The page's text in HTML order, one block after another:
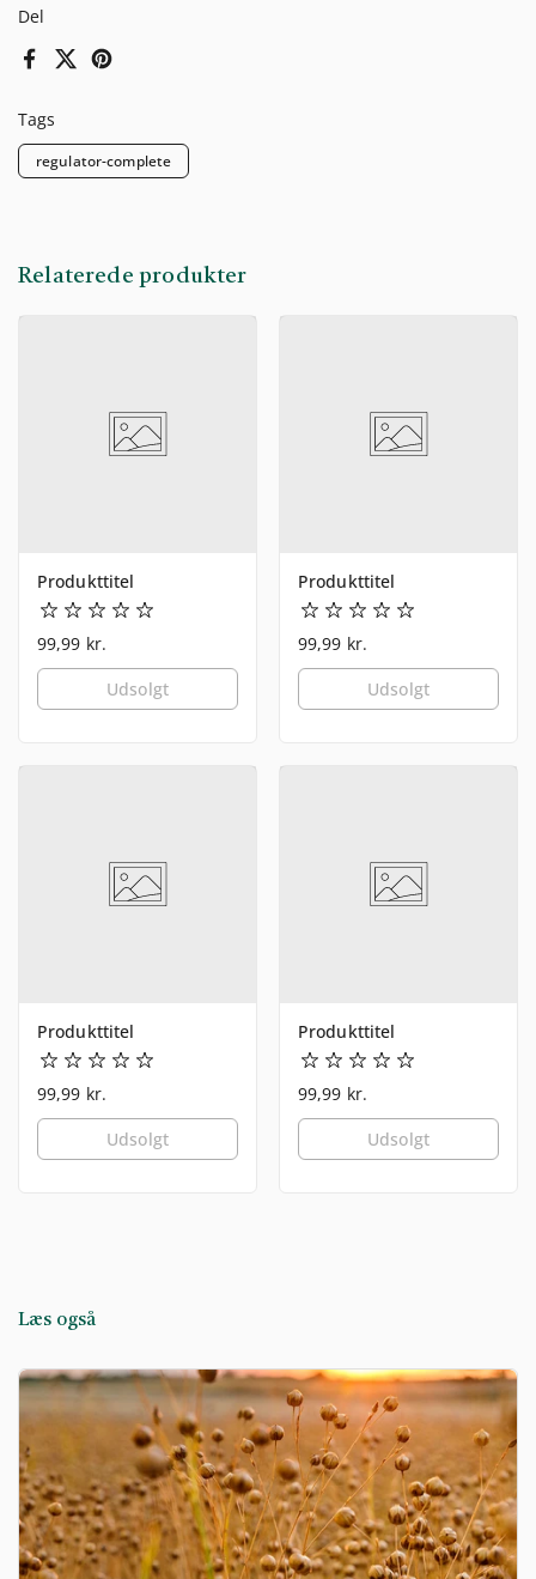
Del
FacebookX (Twitter)Pinterest
Tags
regulator-complete
Relaterede produkter
Produkttitel
99,99 kr.
Udsolgt
Produkttitel
99,99 kr.
Udsolgt
Produkttitel
99,99 kr.
Udsolgt
Produkttitel
99,99 kr.
Udsolgt
Læs også